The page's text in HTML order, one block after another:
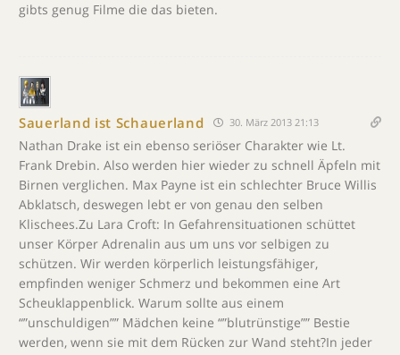
gibts genug Filme die das bieten.
Sauerland ist Schauerland 30. März 2013 21:13
Nathan Drake ist ein ebenso seriöser Charakter wie Lt.
Frank Drebin. Also werden hier wieder zu schnell Äpfeln mit
Birnen verglichen. Max Payne ist ein schlechter Bruce Willis
Abklatsch, deswegen lebt er von genau den selben
Klischees.Zu Lara Croft: In Gefahrensituationen schüttet
unser Körper Adrenalin aus um uns vor selbigen zu
schützen. Wir werden körperlich leistungsfähiger,
empfinden weniger Schmerz und bekommen eine Art
Scheuklappenblick. Warum sollte aus einem
“”unschuldigen”” Mädchen keine “”blutrünstige”” Bestie
werden, wenn sie mit dem Rücken zur Wand steht?In jeder